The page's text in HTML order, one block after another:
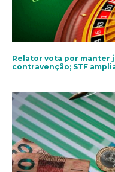
Relator vota por manter
contravenção; STF